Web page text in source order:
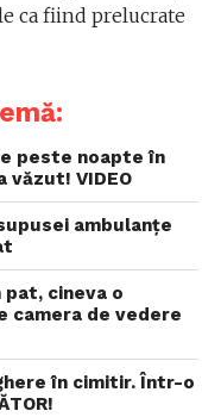
ca fiind prelucrate
peste noapte în
văzut! VIDEO
ambulanțe
pat, cineva o
camera de vedere
în cimitir. Într-o